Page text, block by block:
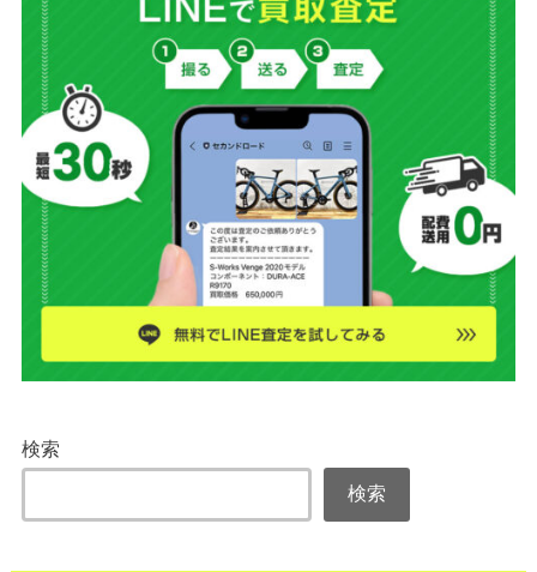
検索
検索